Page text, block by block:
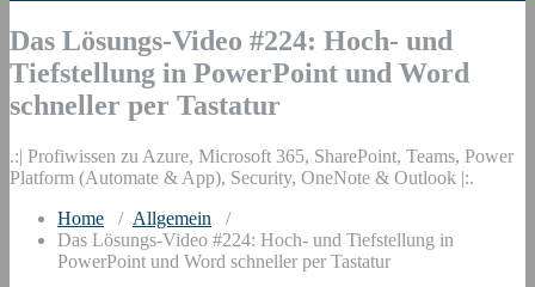
Das Lösungs-Video #224: Hoch- und
Tiefstellung in PowerPoint und Word
schneller per Tastatur
.:| Profiwissen zu Azure, Microsoft 365, SharePoint, Teams, Power
Platform (Automate & App), Security, OneNote & Outlook |:.
Home / Allgemein /
Das Lösungs-Video #224: Hoch- und Tiefstellung in
PowerPoint und Word schneller per Tastatur